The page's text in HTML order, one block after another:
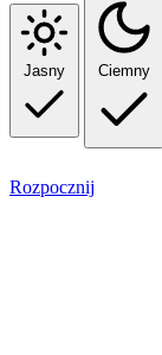
Jasny Ciemny
Rozpocznij